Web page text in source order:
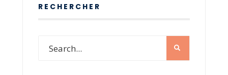
RECHERCHER